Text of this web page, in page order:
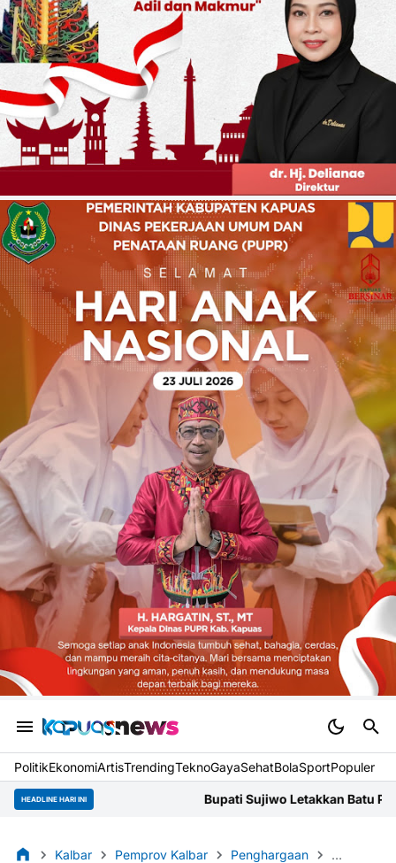
PolitikEkonomiArtisTrendingTeknoGayaSehatBolaSportPopuler
HEADLINE HARI INI Bupati Sujiwo Letakkan Batu Pertama Gereja
Kalbar Pemprov Kalbar Penghargaan Pontianak